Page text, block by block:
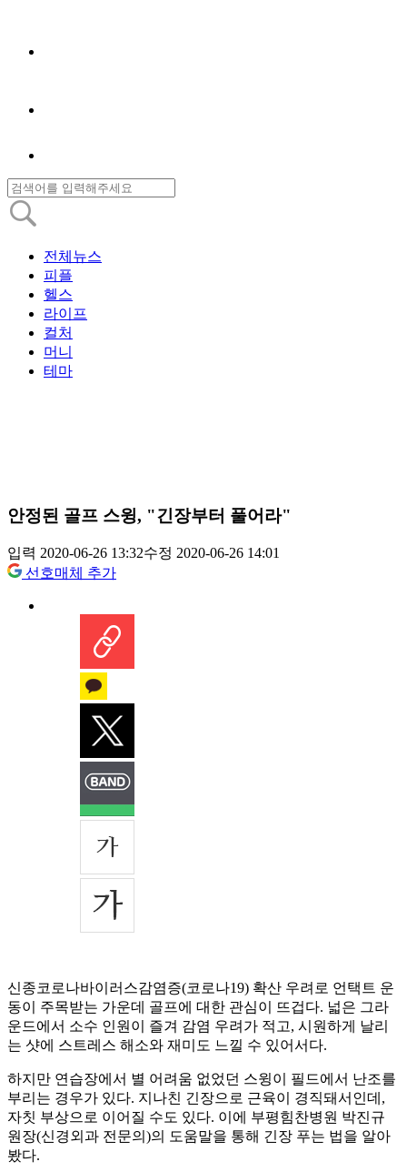
전체뉴스
피플
헬스
라이프
컬처
머니
테마
안정된 골프 스윙, "긴장부터 풀어라"
입력 2020-06-26 13:32수정 2020-06-26 14:01
선호매체 추가
신종코로나바이러스감염증(코로나19) 확산 우려로 언택트 운
동이 주목받는 가운데 골프에 대한 관심이 뜨겁다. 넓은 그라
운드에서 소수 인원이 즐겨 감염 우려가 적고, 시원하게 날리
는 샷에 스트레스 해소와 재미도 느낄 수 있어서다.
하지만 연습장에서 별 어려움 없었던 스윙이 필드에서 난조를
부리는 경우가 있다. 지나친 긴장으로 근육이 경직돼서인데,
자칫 부상으로 이어질 수도 있다. 이에 부평힘찬병원 박진규
원장(신경외과 전문의)의 도움말을 통해 긴장 푸는 법을 알아
봤다.